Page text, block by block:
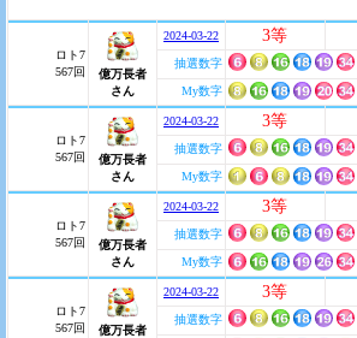
ロト7
567回
億万長者
さん
2024-03-22 3等
抽選数字
My数字
ロト7
567回
億万長者
さん
2024-03-22 3等
抽選数字
My数字
ロト7
567回
億万長者
さん
2024-03-22 3等
抽選数字
My数字
ロト7
567回
億万長者
2024-03-22 3等
抽選数字